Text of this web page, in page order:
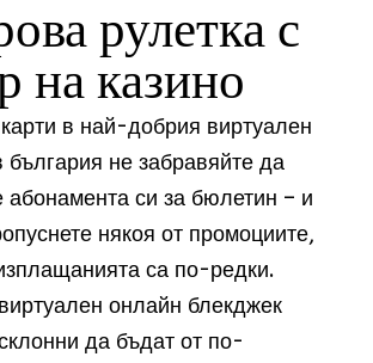
рулетка с
на казино
в най-добрия виртуален
българия не забравяйте да
абонамента си за бюлетин – и
някоя от промоциите,
са по-редки.
онлайн блекджек
да бъдат от по-